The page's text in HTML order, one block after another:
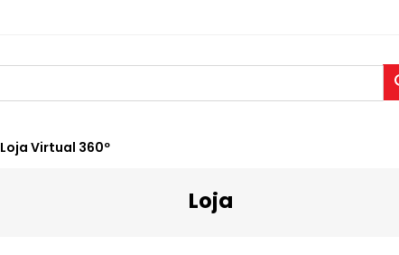
Loja Virtual 360º
Loja